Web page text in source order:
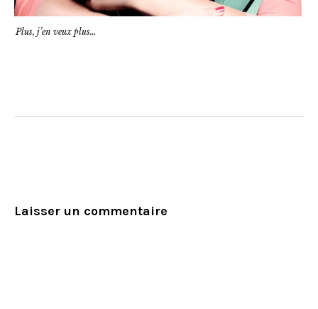
Plus, j’en veux plus…
Laisser un commentaire